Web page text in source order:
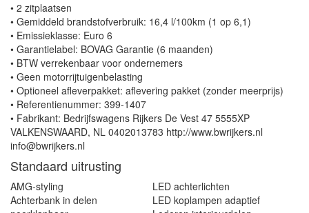
• 2 zitplaatsen
• Gemiddeld brandstofverbruik: 16,4 l/100km (1 op 6,1)
• Emissieklasse: Euro 6
• Garantielabel: BOVAG Garantie (6 maanden)
• BTW verrekenbaar voor ondernemers
• Geen motorrijtuigenbelasting
• Optioneel afleverpakket: aflevering pakket (zonder meerprijs)
• Referentienummer: 399-1407
• Fabrikant: Bedrijfswagens Rijkers De Vest 47 5555XP
VALKENSWAARD, NL 0402013783 http://www.bwrijkers.nl
info@bwrijkers.nl
Standaard uitrusting
AMG-styling
Achterbank in delen
LED achterlichten
LED koplampen adaptief